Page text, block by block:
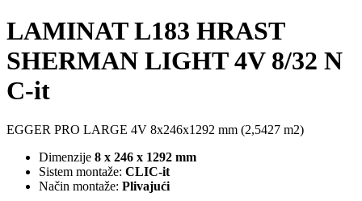
LAMINAT L183 HRAST
SHERMAN LIGHT 4V 8/32 N
C-it
EGGER PRO LARGE 4V 8x246x1292 mm (2,5427 m2)
Dimenzije 8 x 246 x 1292 mm
Sistem montaže: CLIC-it
Način montaže: Plivajući